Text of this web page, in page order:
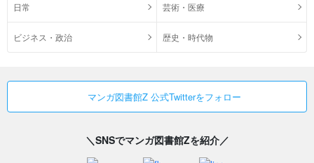
日常 芸術・医療
ビジネス・政治 歴史・時代物
マンガ図書館Z 公式Twitterをフォロー
＼SNSでマンガ図書館Zを紹介／